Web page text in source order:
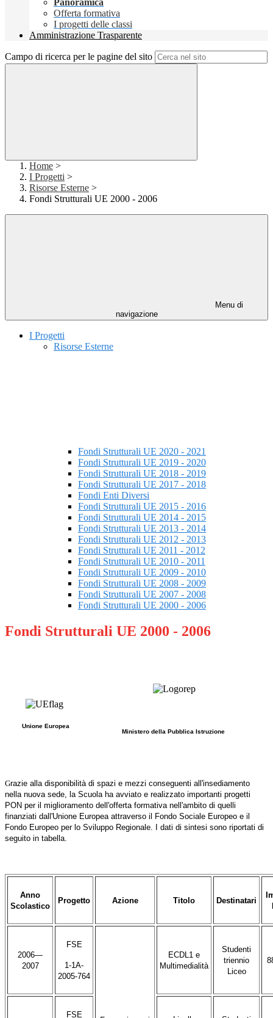
Panoramica
Offerta formativa
I progetti delle classi
Amministrazione Trasparente
Campo di ricerca per le pagine del sito
Home >
I Progetti >
Risorse Esterne >
Fondi Strutturali UE 2000 - 2006
Menu di
navigazione
I Progetti
Risorse Esterne
Fondi Strutturali UE 2020 - 2021
Fondi Strutturali UE 2019 - 2020
Fondi Strutturali UE 2018 - 2019
Fondi Strutturali UE 2017 - 2018
Fondi Enti Diversi
Fondi Strutturali UE 2015 - 2016
Fondi Strutturali UE 2014 - 2015
Fondi Strutturali UE 2013 - 2014
Fondi Strutturali UE 2012 - 2013
Fondi Strutturali UE 2011 - 2012
Fondi Strutturali UE 2010 - 2011
Fondi Strutturali UE 2009 - 2010
Fondi Strutturali UE 2008 - 2009
Fondi Strutturali UE 2007 - 2008
Fondi Strutturali UE 2000 - 2006
Fondi Strutturali UE 2000 - 2006
Unione Europea
Ministero della Pubblica Istruzione
Grazie alla disponibilità di spazi e mezzi conseguenti all'insediamento
nella nuova sede, la Scuola ha avviato e realizzato importanti progetti
PON per il miglioramento dell'offerta formativa nell'ambito di quelli
finanziati dall'Unione Europea attraverso il Fondo Sociale Europeo e il
Fondo Europeo per lo Sviluppo Regionale. I dati di sintesi sono riportati di
seguito in tabella.
Anno
Scolastico
Progetto Azione Titolo Destinatari
2006—
2007
FSE
1-1A-
2005-764
ECDL1 e
Multimedialità
Studenti
triennio
Liceo
FSE